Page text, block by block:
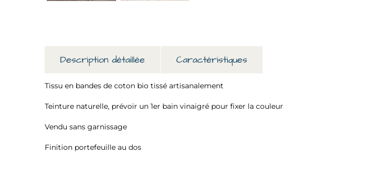
Description détaillée Caractéristiques
Tissu en bandes de coton bio tissé artisanalement
Teinture naturelle, prévoir un 1er bain vinaigré pour fixer la couleur
Vendu sans garnissage
Finition portefeuille au dos